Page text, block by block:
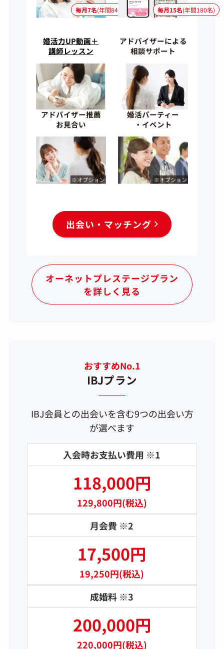
毎月7名(年間84名) 毎月15名(年間180名)
婚活力UP動画＋
講師レッスン
アドバイザーによる
相談サポート
アドバイザー推薦
お見合い
婚活パーティー
・イベント
出会い・マッチング
オーネットプレステージプラン
を詳しく見る
おすすめNo.1
IBJプラン
IBJ会員との出会いを含む9つの出会い方
が選べます
入会時お支払い費用 ※1
118,000円
129,800円(税込)
月会費 ※2
17,500円
19,250円(税込)
成婚料 ※3
200,000円
220,000円(税込)